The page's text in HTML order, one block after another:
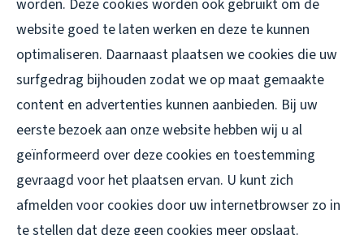
worden. Deze cookies worden ook gebruikt om de
website goed te laten werken en deze te kunnen
optimaliseren. Daarnaast plaatsen we cookies die uw
surfgedrag bijhouden zodat we op maat gemaakte
content en advertenties kunnen aanbieden. Bij uw
eerste bezoek aan onze website hebben wij u al
geïnformeerd over deze cookies en toestemming
gevraagd voor het plaatsen ervan. U kunt zich
afmelden voor cookies door uw internetbrowser zo in
te stellen dat deze geen cookies meer opslaat.